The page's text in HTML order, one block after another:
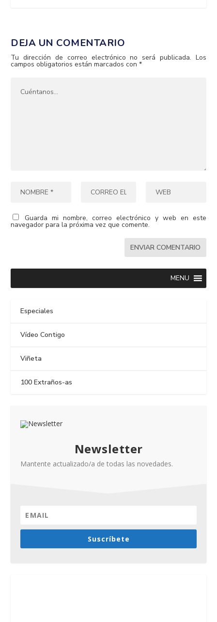
DEJA UN COMENTARIO
Tu dirección de correo electrónico no será publicada. Los
campos obligatorios están marcados con*
Guarda mi nombre, correo electrónico y web en este
navegador para la próxima vez que comente.
MENU
Especiales
Vídeo Contigo
Viñeta
100 Extraños-as
Newsletter
Mantente actualizado/a de todas las novedades.
Suscríbete